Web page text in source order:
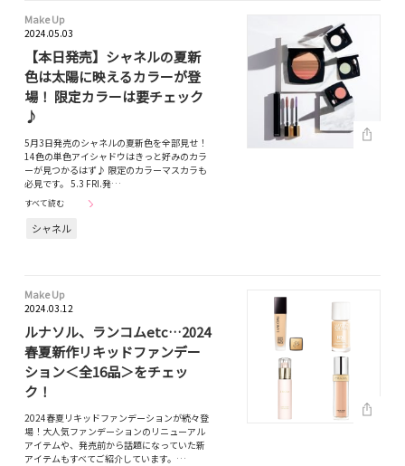
Make Up
2024.05.03
【本日発売】シャネルの夏新
色は太陽に映えるカラーが登
場！ 限定カラーは要チェック
♪
5月3日発売のシャネルの夏新色を全部見せ！
14色の単色アイシャドウはきっと好みのカラ
ーが見つかるはず♪ 限定のカラーマスカラも
必見です。 5.3 FRI.発…
すべて読む
シャネル
Make Up
2024.03.12
ルナソル、ランコムetc…2024
春夏新作リキッドファンデー
ション＜全16品＞をチェッ
ク！
2024春夏リキッドファンデーションが続々登
場！大人気ファンデーションのリニューアル
アイテムや、発売前から話題になっていた新
アイテムもすべてご紹介しています。…